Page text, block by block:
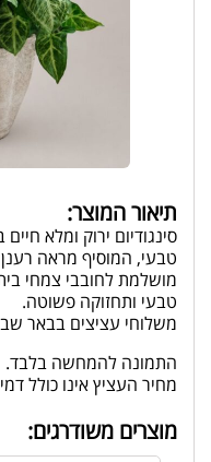
תיאור המוצר:
סינגודיום ירוק ומלא
טבעי, המוסיף מראה
מושלמת לחובבי צמחי
טבעי ותחזוקה פשוטה.
משלוחי עציצים בבאר
התמונה להמחשה בלבד.
מחיר העציץ אינו כולל
מוצרים משודרגים: